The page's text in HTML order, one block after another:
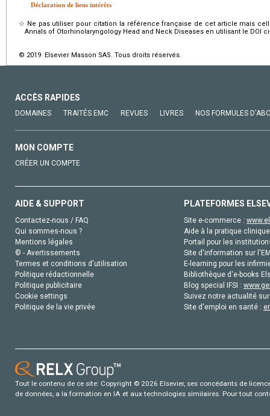
Déclaration de liens intérêts
☆ Ne pas utiliser pour citation la référence française de cet article mais
Annals of Otorhinolaryngology Head and Neck Diseases en utilisant le DOI
© 2019 Elsevier Masson SAS. Tous droits réservés.
ACCÈS RAPIDES
DOMAINES TRAITÉS EMC REVUES LIVRES NOS FORMULES
MON COMPTE
CRÉER UN COMPTE
AIDE & SUPPORT
Contactez-nous / FAQ
Qui sommes-nous ?
Mentions légales
© - Avertissements
Termes et conditions d'utilisation
Politique rédactionnelle
Politique publicitaire
Cookie settings
Politique de la vie privée
PLATEFORMES
Site e-commerce :
Aide à la pratique
Portail pour les
Site d'information sur
E-learning pour les
Bibliothèque d'e-books
Blog special IFSI :
Suivez notre actualité
Site d'emploi en santé :
Tout le contenu de ce site: Copyright © 2026 Elsevier, ses concédants de
de données, a la formation en IA et aux technologies similaires. Pour tout